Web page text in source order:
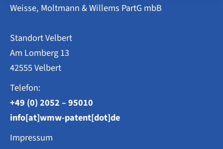
Weisse, Moltmann & Willems PartG mbB
Standort Velbert
Am Lomberg 13
42555 Velbert
Telefon:
+49 (0) 2052 – 95010
info[at]wmw-patent[dot]de
Impressum